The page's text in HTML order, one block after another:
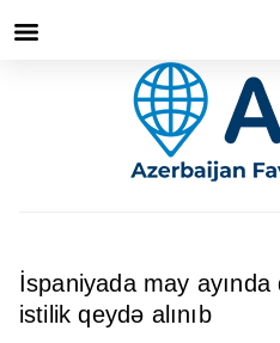
İspaniyada may
istilik qeydə alınıb